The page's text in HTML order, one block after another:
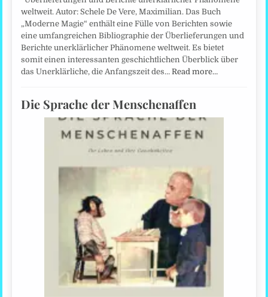
weltweit. Autor: Schele De Vere, Maximilian. Das Buch
„Moderne Magie“ enthält eine Fülle von Berichten sowie
eine umfangreichen Bibliographie der Überlieferungen und
Berichte unerklärlicher Phänomene weltweit. Es bietet
somit einen interessanten geschichtlichen Überblick über
das Unerklärliche, die Anfangszeit des…Read more…
Die Sprache der Menschenaffen